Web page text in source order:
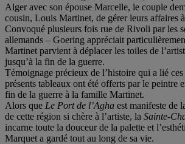
Alger avec son épouse Marcelle, le couple
cousin, Louis Martinet, de gérer leurs affaires
Convoqué plusieurs fois rue de Rivoli par les
allemands – Goering appréciait
Martinet parvient à déplacer les toiles de
jusqu’à la fin de la guerre.
Témoignage précieux de l’histoire qui a lié
présents tableaux ont été offerts par le peintre
fin de la guerre à la famille Martinet.
Alors que Le Port de l’Agha est manifeste de
de cette région si chère à l’artiste, la Sainte-
incarne toute la douceur de la palette et
Marquet a gardé tout au long de sa vie.